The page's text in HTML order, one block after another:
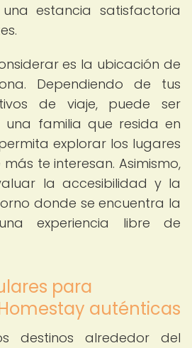
estancia satisfactoria
es la ubicación de
Dependiendo de tus
de viaje, puede ser
una familia que resida en
explorar los lugares
te interesan. Asimismo,
la accesibilidad y la
donde se encuentra la
experiencia libre de
para
auténticas
destinos alrededor del